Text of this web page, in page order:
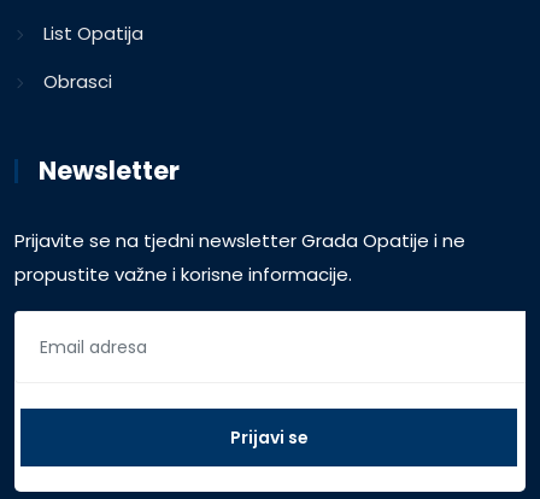
List Opatija
Obrasci
Newsletter
Prijavite se na tjedni newsletter Grada Opatije i ne
propustite važne i korisne informacije.